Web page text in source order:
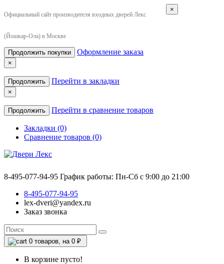
Официальный сайт производителя входных дверей Лекс
(Йошкар-Ола) в Москве
×
Продолжить покупки Оформление заказа
×
Продолжить Перейти в закладки
×
Продолжить Перейти в сравнение товаров
Закладки (0)
Сравнение товаров (0)
8-495-077-94-95 График работы: Пн-Сб с 9:00 до 21:00
8-495-077-94-95
lex-dveri@yandex.ru
Заказ звонка
0 товаров, на 0 ₽
В корзине пусто!